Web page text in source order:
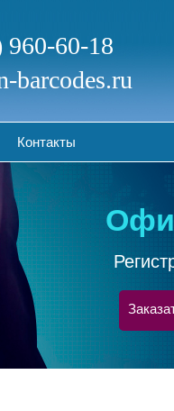
960-60-18
barcodes.ru
Контакты